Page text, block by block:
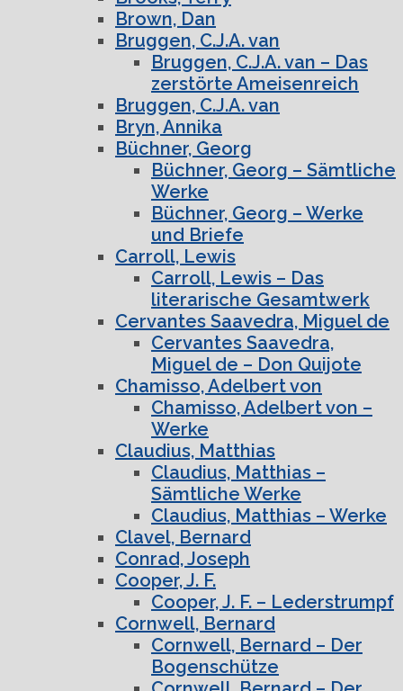
Brown, Dan
Bruggen, C.J.A. van
Bruggen, C.J.A. van – Das
zerstörte Ameisenreich
Bruggen, C.J.A. van
Bryn, Annika
Büchner, Georg
Büchner, Georg – Sämtliche
Werke
Büchner, Georg – Werke
und Briefe
Carroll, Lewis
Carroll, Lewis – Das
literarische Gesamtwerk
Cervantes Saavedra, Miguel de
Cervantes Saavedra,
Miguel de – Don Quijote
Chamisso, Adelbert von
Chamisso, Adelbert von –
Werke
Claudius, Matthias
Claudius, Matthias –
Sämtliche Werke
Claudius, Matthias – Werke
Clavel, Bernard
Conrad, Joseph
Cooper, J. F.
Cooper, J. F. – Lederstrumpf
Cornwell, Bernard
Cornwell, Bernard – Der
Bogenschütze